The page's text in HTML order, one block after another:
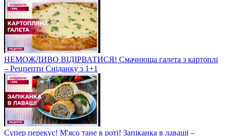
НЕМОЖЛИВО ВІДІРВАТИСЯ! Смачнюща галета з картоплі
– Рецпепти Сніданку з 1+1
Супер перекус! М'ясо тане в роті! Запіканка в лаваші –